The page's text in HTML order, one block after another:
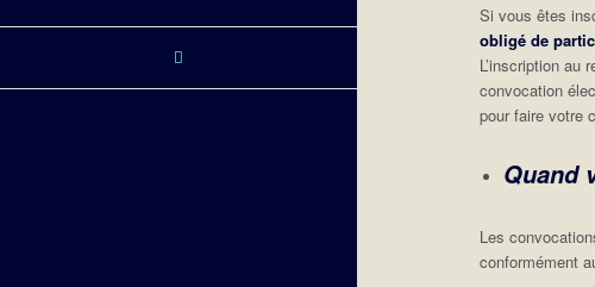
Si vous êtes
obligé de
L’inscription au
convocation
pour faire votre
Quand
Les
conformément